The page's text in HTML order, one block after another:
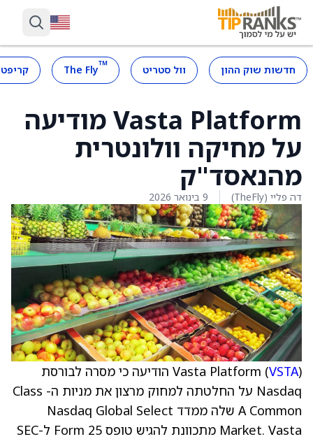
חדשות שוק ההון וול סטריט ™
The Fly
Vasta Platform מודיעה
על מחיקה וולונטרית
מהנאסד"ק
דה פליי (TheFly) 9 בינואר 2026
Vasta Platform (VSTA
) הודיעה כי מסרה לבורסת
Nasdaq על החלטתה למחוק מרצון את מניות ה- Class
A Common שלה ממדד Nasdaq Global Select
Market. Vasta מתכוונת להגיש טופס Form 25 ל-SEC